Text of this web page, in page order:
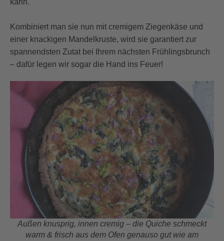
kann.
Kombiniert man sie nun mit cremigem Ziegenkäse und
einer knackigen Mandelkruste, wird sie garantiert zur
spannendsten Zutat bei Ihrem nächsten Frühlingsbrunch
– dafür legen wir sogar die Hand ins Feuer!
Außen knusprig, innen cremig – die Quiche schmeckt
warm & frisch aus dem Ofen genauso gut wie am